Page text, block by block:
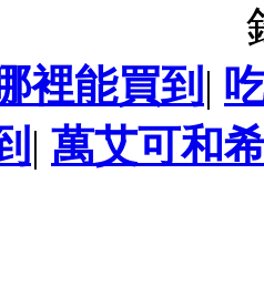
裡能買到 |
| 萬艾可和